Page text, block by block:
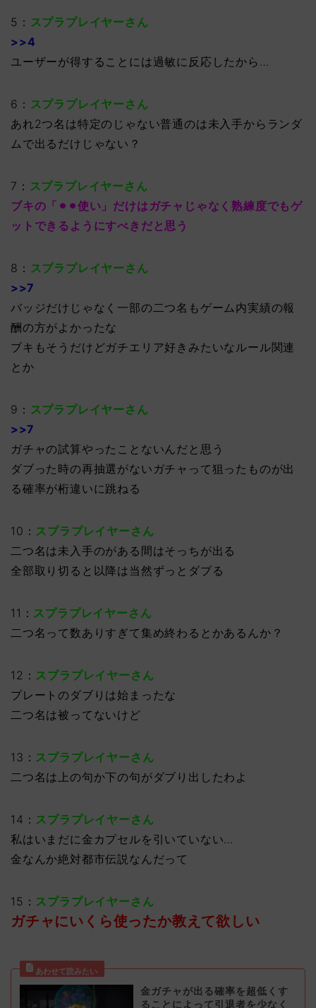
5： スプラプレイヤーさん
>>4
ユーザーが得することには過敏に反応したから…
6： スプラプレイヤーさん
あれ2つ名は特定のじゃない普通のは未入手からランダ
ムで出るだけじゃない？
7： スプラプレイヤーさん
ブキの「⚫︎⚫︎使い」だけはガチャじゃなく熟練度でもゲ
ットできるようにすべきだと思う
8： スプラプレイヤーさん
>>7
バッジだけじゃなく一部の二つ名もゲーム内実績の報
酬の方がよかったな
ブキもそうだけどガチエリア好きみたいなルール関連
とか
9： スプラプレイヤーさん
>>7
ガチャの試算やったことないんだと思う
ダブった時の再抽選がないガチャって狙ったものが出
る確率が桁違いに跳ねる
10： スプラプレイヤーさん
二つ名は未入手のがある間はそっちが出る
全部取り切ると以降は当然ずっとダブる
11： スプラプレイヤーさん
二つ名って数ありすぎて集め終わるとかあるんか？
12： スプラプレイヤーさん
プレートのダブりは始まったな
二つ名は被ってないけど
13： スプラプレイヤーさん
二つ名は上の句か下の句がダブり出したわよ
14： スプラプレイヤーさん
私はいまだに金カプセルを引いていない…
金なんか絶対都市伝説なんだって
15： スプラプレイヤーさん
ガチャにいくら使ったか教えて欲しい
金ガチャが出る確率を超低くす
ることによって引退者を少なく